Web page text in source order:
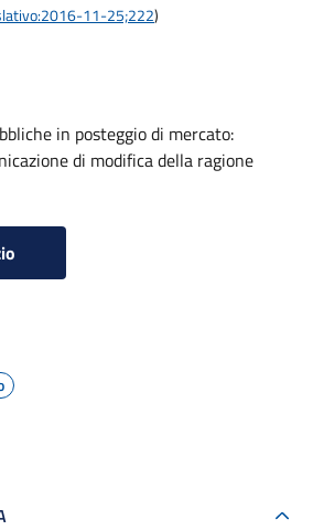
11-25;222)
in posteggio di mercato:
di modifica della ragione